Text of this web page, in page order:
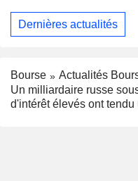
Dernières actualités
Bourse
Actualités
Un milliardaire russe
d'intérêt élevés ont